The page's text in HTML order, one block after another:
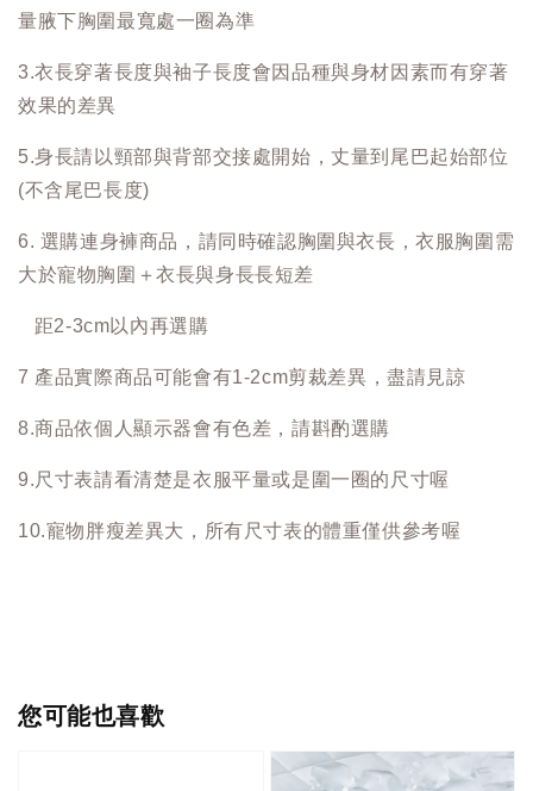
量腋下胸圍最寬處一圈為準
3.衣長穿著長度與袖子長度會因品種與身材因素而有穿著
效果的差異
5.身長請以頸部與背部交接處開始，丈量到尾巴起始部位
(不含尾巴長度)
6. 選購連身褲商品，請同時確認胸圍與衣長，衣服胸圍需
大於寵物胸圍＋衣長與身長長短差
距2-3cm以內再選購
7 產品實際商品可能會有1-2cm剪裁差異，盡請見諒
8.商品依個人顯示器會有色差，請斟酌選購
9.尺寸表請看清楚是衣服平量或是圍一圈的尺寸喔
10.寵物胖瘦差異大，所有尺寸表的體重僅供參考喔
您可能也喜歡